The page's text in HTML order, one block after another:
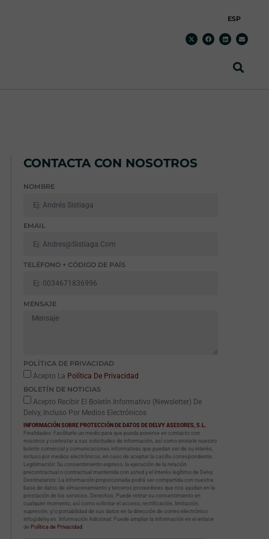
ESP
CONTACTA CON NOSOTROS
NOMBRE
EMAIL
TELÉFONO + CÓDIGO DE PAÍS
MENSAJE
POLÍTICA DE PRIVACIDAD
Acepto La Política De Privacidad
BOLETÍN DE NOTICIAS
Acepto Recibir El Boletín Informativo (Newsletter) De
Delvy, Incluso Por Medios Electrónicos
INFORMACIÓN SOBRE PROTECCIÓN DE DATOS DE DELVY ASESORES, S.L.
Finalidades: Facilitarle un medio para que pueda ponerse en contacto con
nosotros y contestar a sus solicitudes de información, así como enviarle nuestro
boletín comercial y comunicaciones informativas que puedan ser de su interés,
incluso por medios electrónicos, en caso de aceptar la casilla correspondiente.
Legitimación: Su consentimiento expreso, la ejecución de la relación
precontractual o contractual mantenida con usted y el interés legítimo de Delvy.
Destinatarios: La información proporcionada podrá ser compartida con nuestra
base de datos de almacenamiento y terceros proveedores que nos ayudan en la
prestación de los servicios. Derechos: Puede retirar su consentimiento en
cualquier momento, así como solicitar el acceso, rectificación, limitación,
supresión, y/o portabilidad de sus datos en la dirección de correo electrónico
info@delvy.es. Información Adicional: Puede ampliar la información en el enlace
de Política de Privacidad